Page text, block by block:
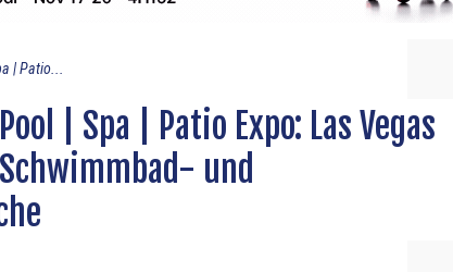
| Patio...
| Spa | Patio Expo: Las Vegas
und